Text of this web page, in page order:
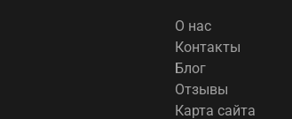
О нас
Контакты
Блог
Отзывы
Карта сайта